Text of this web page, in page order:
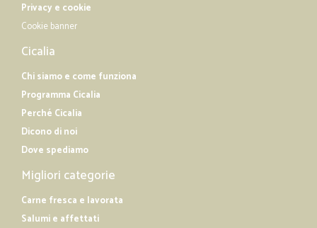
Privacy e cookie
Cookie banner
Cicalia
Chi siamo e come funziona
Programma Cicalia
Perché Cicalia
Dicono di noi
Dove spediamo
Migliori categorie
Carne fresca e lavorata
Salumi e affettati